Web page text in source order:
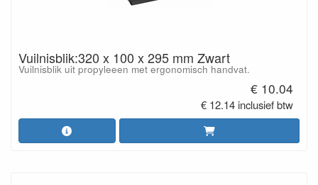
Vuilnisblik:320 x 100 x 295 mm Zwart
Vuilnisblik uit propyleeen met ergonomisch handvat.
€ 10.04
€ 12.14 inclusief btw